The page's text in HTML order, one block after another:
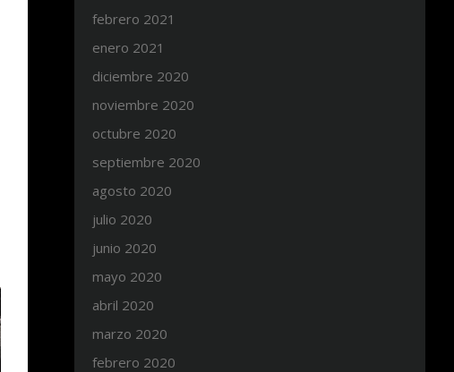
febrero 2021
enero 2021
diciembre 2020
noviembre 2020
octubre 2020
septiembre 2020
agosto 2020
julio 2020
junio 2020
mayo 2020
abril 2020
marzo 2020
febrero 2020